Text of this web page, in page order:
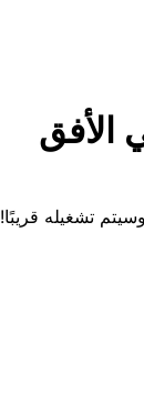
الأفق
تشغيله قريبًا!